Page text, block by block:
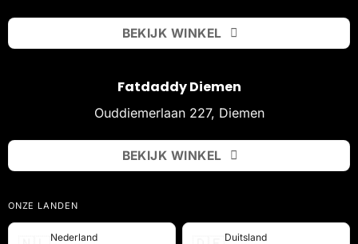
BEKIJK WINKEL
Fatdaddy Diemen
Ouddiemerlaan 227, Diemen
BEKIJK WINKEL
ONZE LANDEN
Nederland Duitsland